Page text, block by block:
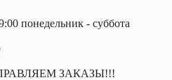
понедельник - суббота
ЗАКАЗЫ!!!